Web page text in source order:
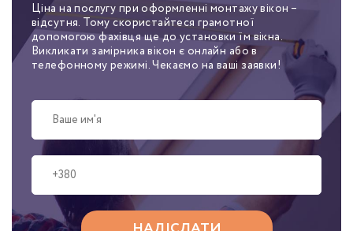
Ціна на послугу при оформленні монтажу вікон –
відсутня. Тому скористайтеся грамотної
допомогою фахівця ще до установки їм вікна.
Викликати замірника вікон є онлайн або в
телефонному режимі. Чекаємо на ваші заявки!